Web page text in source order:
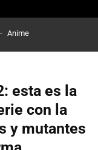
Anime
esta es la
con la
y mutantes